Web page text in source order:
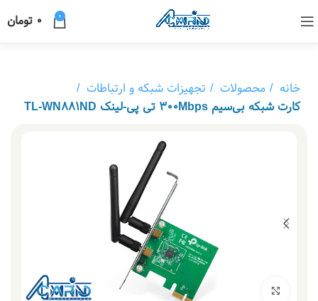
0
0 تومان
خانه محصولات
تجهیزات شبکه و ارتباطات
کارت شبکه بی‌سیم 300Mbps تی پی-لینک TL-WN881ND
بزرگنمایی تصویر